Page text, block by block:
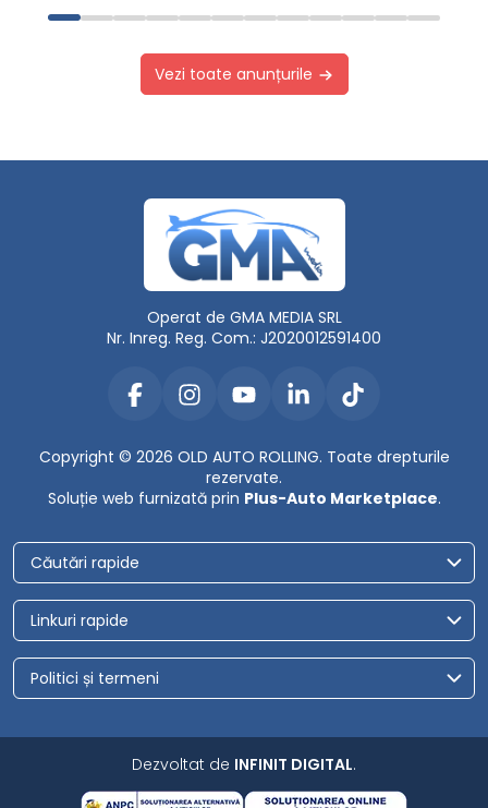
Vezi toate anunțurile
Operat de GMA MEDIA SRL
Nr. Inreg. Reg. Com.: J2020012591400
Copyright © 2026 OLD AUTO ROLLING. Toate drepturile
rezervate.
Soluție web furnizată prin Plus-Auto Marketplace.
Căutări rapide
Linkuri rapide
Politici și termeni
Dezvoltat de INFINIT DIGITAL.